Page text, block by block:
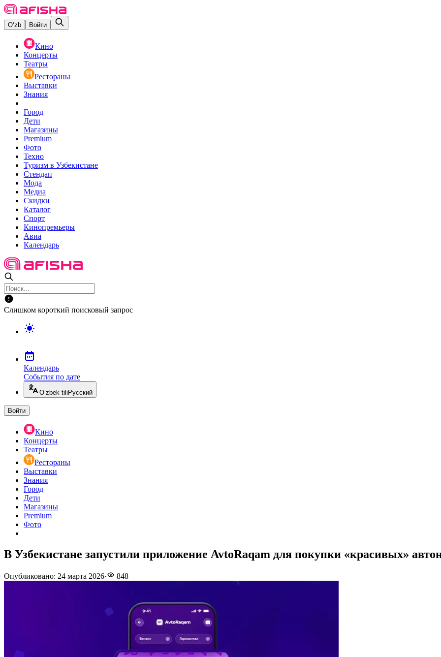
O‘zb Войти
Кино
Концерты
Театры
Рестораны
Выставки
Знания
Город
Дети
Магазины
Premium
Фото
Техно
Туризм в Узбекистане
Стендап
Мода
Медиа
Скидки
Каталог
Спорт
Кинопремьеры
Авиа
Календарь
Слишком короткий поисковый запрос
Календарь
События по дате
O’zbek tili Русский
Войти
Кино
Концерты
Театры
Рестораны
Выставки
Знания
Город
Дети
Магазины
Premium
Фото
В Узбекистане запустили приложение AvtoRaqam для покупки «красивых»
Опубликовано: 24 марта 2026· 848